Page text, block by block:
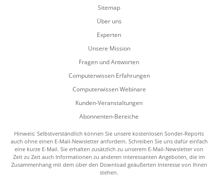
Sitemap
Über uns
Experten
Unsere Mission
Fragen und Antworten
Computerwissen Erfahrungen
Computerwissen Webinare
Kunden-Veranstaltungen
Abonnenten-Bereiche
Hinweis: Selbstverständlich können Sie unsere kostenlosen Sonder-Reports
auch ohne einen E-Mail-Newsletter anfordern. Schreiben Sie uns dafür einfach
eine kurze E-Mail. Sie erhalten zusätzlich zu unserem E-Mail-Newsletter von
Zeit zu Zeit auch Informationen zu anderen interessanten Angeboten, die im
Zusammenhang mit dem über den Download geäußerten Interesse von Ihnen
stehen.